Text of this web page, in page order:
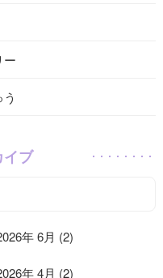
ー
イブ
年 6月 (2)
年 4月 (2)